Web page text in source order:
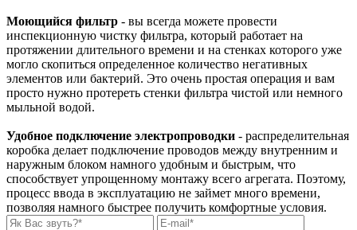
Моющийся фильтр - вы всегда можете провести
инспекционную чистку фильтра, который работает на
протяжении длительного времени и на стенках которого уже
могло скопиться определенное количество негативных
элементов или бактерий. Это очень простая операция и вам
просто нужно протереть стенки фильтра чистой или немного
мыльной водой.
Удобное подключение электропроводки - распределительная
коробка делает подключение проводов между внутренним и
наружным блоком намного удобным и быстрым, что
способствует упрощенному монтажу всего агрегата. Поэтому,
процесс ввода в эксплуатацию не займет много времени,
позволяя намного быстрее получить комфортные условия.